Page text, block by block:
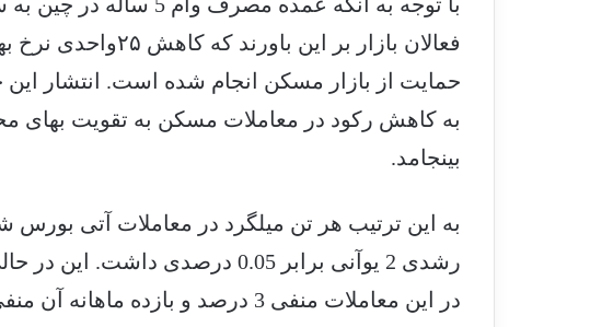
فعالان بازار بر این
حمایت از بازار مسکن انجام شده است. انتشار این
به کاهش رکود در معاملات مسکن به تقویت بهای
بینجامد.
رشدی 2 یوآنی برابر 0.05 درصدی
در این معاملات منفی 3 درصد و بازده ماهانه آن منفی 3.5 درصد باقی ماند.